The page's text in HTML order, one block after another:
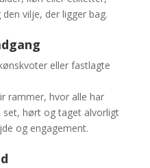
vilje, der ligger bag.
eller fastlagte
rammer, hvor alle har
hørt og taget alvorligt
og engagement.